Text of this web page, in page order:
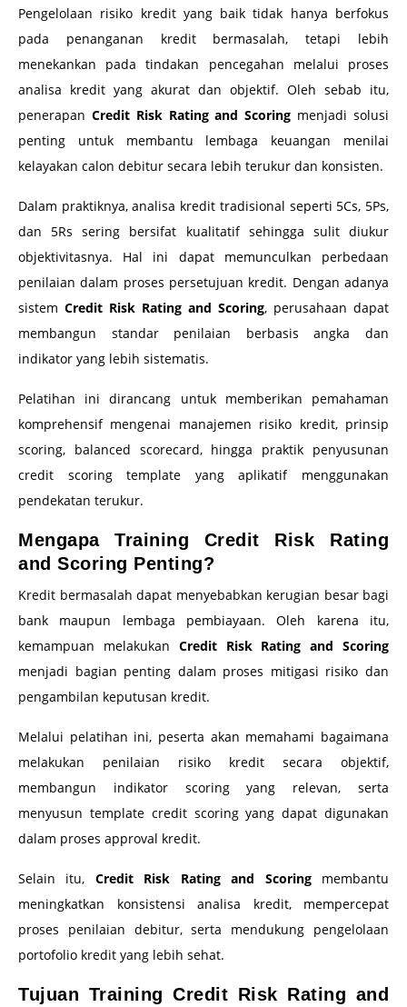
Pengelolaan risiko kredit yang baik tidak hanya berfokus
pada penanganan kredit bermasalah, tetapi lebih
menekankan pada tindakan pencegahan melalui proses
analisa kredit yang akurat dan objektif. Oleh sebab itu,
penerapan Credit Risk Rating and Scoring menjadi solusi
penting untuk membantu lembaga keuangan menilai
kelayakan calon debitur secara lebih terukur dan konsisten.
Dalam praktiknya, analisa kredit tradisional seperti 5Cs, 5Ps,
dan 5Rs sering bersifat kualitatif sehingga sulit diukur
objektivitasnya. Hal ini dapat memunculkan perbedaan
penilaian dalam proses persetujuan kredit. Dengan adanya
sistem Credit Risk Rating and Scoring, perusahaan dapat
membangun standar penilaian berbasis angka dan
indikator yang lebih sistematis.
Pelatihan ini dirancang untuk memberikan pemahaman
komprehensif mengenai manajemen risiko kredit, prinsip
scoring, balanced scorecard, hingga praktik penyusunan
credit scoring template yang aplikatif menggunakan
pendekatan terukur.
Mengapa Training Credit Risk Rating
and Scoring Penting?
Kredit bermasalah dapat menyebabkan kerugian besar bagi
bank maupun lembaga pembiayaan. Oleh karena itu,
kemampuan melakukan Credit Risk Rating and Scoring
menjadi bagian penting dalam proses mitigasi risiko dan
pengambilan keputusan kredit.
Melalui pelatihan ini, peserta akan memahami bagaimana
melakukan penilaian risiko kredit secara objektif,
membangun indikator scoring yang relevan, serta
menyusun template credit scoring yang dapat digunakan
dalam proses approval kredit.
Selain itu, Credit Risk Rating and Scoringmembantu
meningkatkan konsistensi analisa kredit, mempercepat
proses penilaian debitur, serta mendukung pengelolaan
portofolio kredit yang lebih sehat.
Tujuan Training Credit Risk Rating and